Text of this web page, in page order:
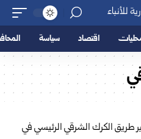
اقتصاد سياسة